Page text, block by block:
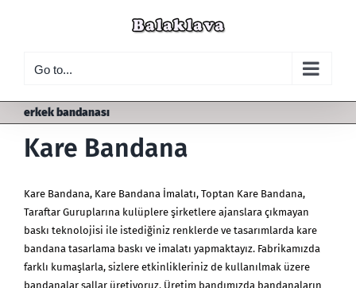
Go to...
erkek bandanası
Kare Bandana
Kare Bandana, Kare Bandana İmalatı, Toptan Kare Bandana,
Taraftar Guruplarına kulüplere şirketlere ajanslara çıkmayan
baskı teknolojisi ile istediğiniz renklerde ve tasarımlarda kare
bandana tasarlama baskı ve imalatı yapmaktayız. Fabrikamızda
farklı kumaşlarla, sizlere etkinlikleriniz de kullanılmak üzere
bandanalar şallar üretiyoruz. Üretim bandımızda bandanaların